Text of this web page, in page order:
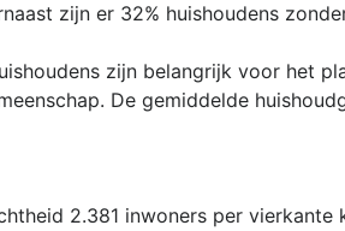
zijn er 32% huishoudens
zijn belangrijk voor het
De gemiddelde
2.381 inwoners per